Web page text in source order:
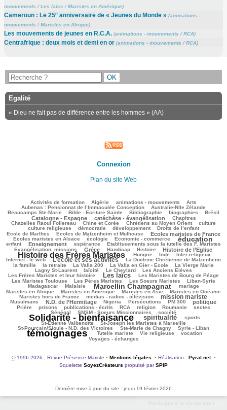
mouvements /Les laïcs /Maristes en Amérique)
Cameroun : Le 25eanniversaire de « Jeunes du Monde » (animations -
mouvements /Maristes en Afrique)
Les mouvements de jeunes en R.C.A. (animations - mouvements /RCA)
Centrafrique : deux mois et demi en or (animations - mouvements /RCA)
Egalité
« Dieu ne fait pas de différence entre les hommes » (AA)
Connexion
Plan du site Web
Activités de formation Algérie animations - mouvements Arts
Aubenas : Pensionnat de l’Immaculée Conception
64/3847 Australie-Nlle Zélande
115/3847
Beaucamps Ste-Marie
828/3847 Bible - Ecriture Sainte
111/3847 Bibliographie
705/3847 biographies
165/3847 Brésil
1154/3847
Catalogne - Espagne catéchèse - évangélisation Chapitres
Chazelles Raoul Follereau
139/3847 Chine et Corée
347/3847 Chrétiens au Moyen Orient
668/3847 culture
45/3847
culture religieuse
démocratie développement Droits de l’enfant
Ecole de Marlhes
205/3847 Ecoles de Matzenheim et Mulhouse
1151/3847 Ecoles maristes de France
316/3847
Ecoles maristes en Alsace
777/3847 écologie
155/3847 Economie - commerce
2378/3847 éducation
150/3847
enfant
1257/3847Enseignement
345/3847 espérance
61/3847 Etablissements sous la tutelle des F. Maristes
298/3847
Evangélisation, missions
833/3847 Grèce
107/3847 Handicap
399/3847 Histoire
1094/3847 Histoire de l’Eglise
2784/3847
Histoire des Frères Maristes
221/3847 Hongrie
44/3847 Inde
204/3847 Inter-religieux
236/3847
Internet - le web
1507/3847 L’école et ses activités
43/3847 La Doctrine Chrétienne de Matzenheim
507/3847
la famille
140/3847 la retraite
92/3847 La Valla 200
91/3847 La Valla en Gier - Ecole
782/3847 La Vierge Marie
566/3847
Lagny St-Laurent
laïcité Le Cheylard Les Anciens Elèves
Les Frères Maristes et leur histoire
2037/3847 Les laïcs
701/3847 Les Maristes de Bourg de Péage
301/3847
Les Maristes Toulouse
593/3847 Les Pères Maristes
519/3847 Les Soeurs Maristes
189/3847 Liban-Syrie
220/3847
Madagascar
Malaisie
2102/3847 Marcellin Champagnat mariage
Maristes en Afrique
496/3847 Maristes en Amérique
413/3847 Maristes en Asie
76/3847 Maristes en Océanie
574/3847
Maristes hors de France
358/3847 medias - radios - télévision
1637/3847 mission mariste
120/3847
Musulmans
1298/3847 N.D. de l’Hermitage
48/3847 Nigeria
273/3847 Persécutions
227/3847 PM 300
1145/3847 politique
284/3847
Prière
139/3847 prisons
400/3847 publications - écrits
235/3847 RCA
373/3847 religion
71/3847 Roumanie
35/3847 sectes
78/3847
Sénégal
SMSM - Soeurs Missionnaires société
Solidarité - bienfaisance spiritualité sports
St-Etienne Valbenoîte
St-Joseph les Maristes à Marseille
St-Pourçain/Sioule - N.D. des Victoires
48/3847 Ste-Marie de Chagny
29/3847 Syrie - Liban
3847/3847
témoignages Tutelle mariste Vie religieuse vocation
Voyages - échanges
©1996-2026 , Revue Présence Mariste • Mentions légales • Réalisation : Pyrat.net •
Squelette SoyezCréateurs propulsé parSPIP
Dernière mise à jour du site : jeudi 19 février 2026